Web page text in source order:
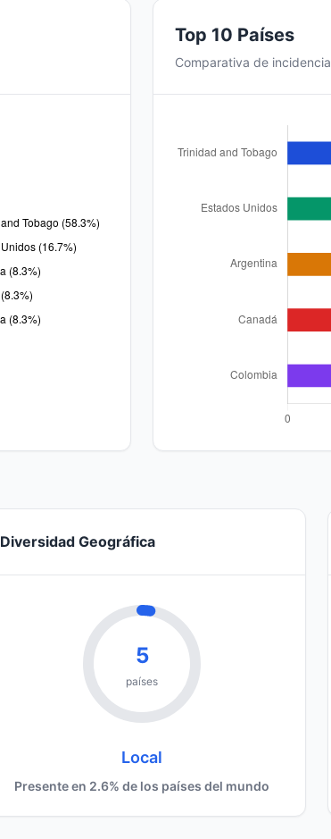
Top 10 Países
Comparativa de incidencia
Diversidad Geográfica
5
países
Local
Presente en 2.6% de los países del mundo